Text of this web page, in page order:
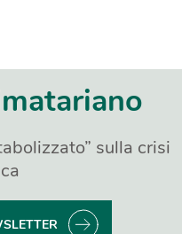
sulla crisi